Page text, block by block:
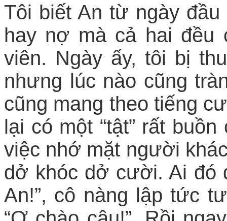
Tôi biết An từ ngày
hay nợ mà cả hai đều
viên. Ngày ấy, tôi bị
nhưng lúc nào cũng
cũng mang theo tiếng
lại có một “tật” rất
việc nhớ mặt người
dở khóc dở cười. Ai đó
An!”, cô nàng lập tức